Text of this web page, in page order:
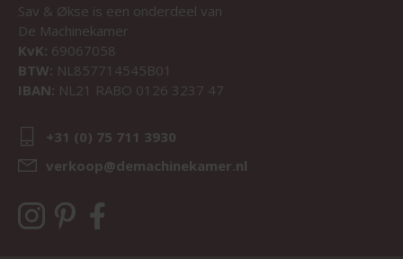
Sav & Økse is een onderdeel van
De Machinekamer
KvK: 69067058
BTW: NL857714545B01
IBAN: NL21 RABO 0126 3237 47
+31 (0) 75 711 3930
verkoop@demachinekamer.nl